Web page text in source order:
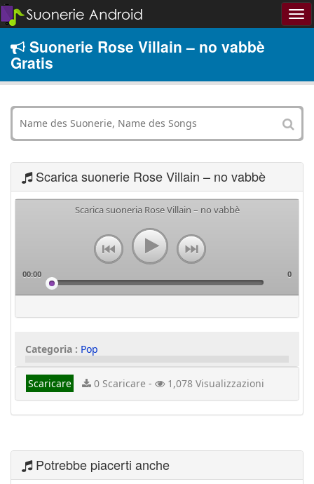
Suonerie Rose Villain – no vabbè
Gratis
Scarica suonerie Rose Villain – no vabbè
Scarica suoneria Rose Villain – no vabbè
00:00 0
Categoria : Pop
Scaricare 0 Scaricare - 1,078 Visualizzazioni
Potrebbe piacerti anche